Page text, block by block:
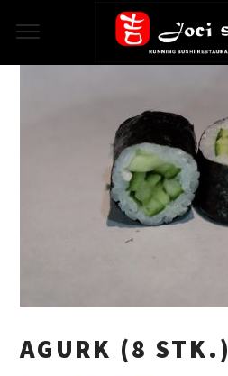
HOSO MAKI
AGURK (8 STK.)